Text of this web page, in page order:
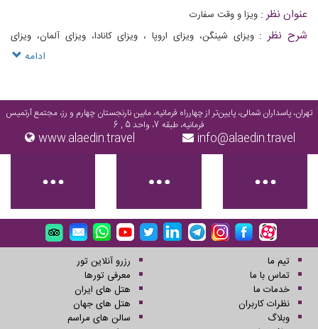
عنوان نظر : ويزا و وقت سفارت
شرح نظر : ویزای شینگن، ویزای اروپا ، ویزای کانادا، ویزای آلمان، ویزای
ادامه
تهران، پاسداران شمالی، پایین‌تر از چهارراه فرمانیه، مابین نارنجستان چهارم و رز، مجتمع آرتمیس
فرمانیه، طبقه 7، واحد 5 , 6
info@alaedin.travel
www.alaedin.travel
تیم ما
تماس با ما
خدمات ما
نظرات کاربران
وبلاگ
رزرو آنلاین تور
معرفی تورها
هتل های ایران
هتل های جهان
سالن های مراسم